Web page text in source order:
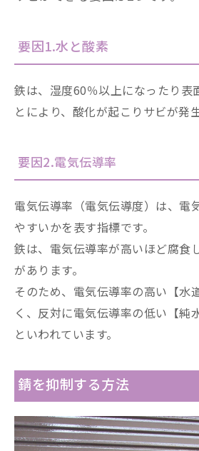
要因1.水と酸素
鉄は、湿度60％以上になったり表
とにより、酸化が起こりサビが発
要因2.電気伝導率
電気伝導率（電気伝導度）は、電
やすいかを表す指標です。
鉄は、電気伝導率が高いほど腐食
があります。
そのため、電気伝導率の高い【水
く、反対に電気伝導率の低い【純
といわれています。
錆を抑制する方法